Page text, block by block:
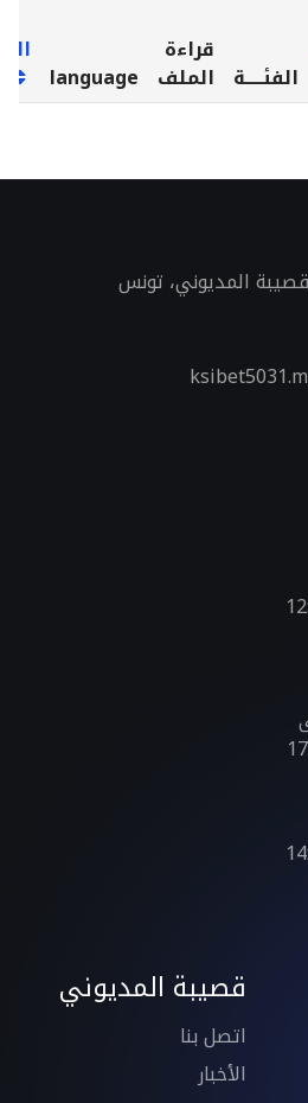
الفئـــــة
قراءة
الملف language
قصيبة المديوني، تونس
12:30
قصيبة المديوني
اتصل بنا
الأخبار